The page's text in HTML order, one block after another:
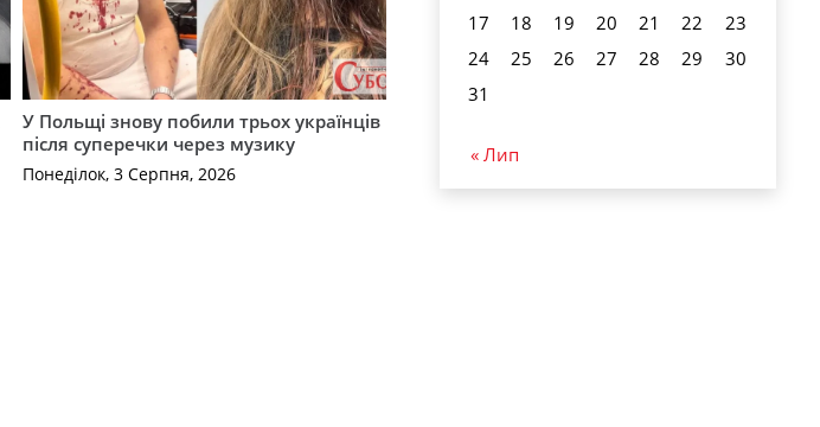
У Польщі знову побили трьох українців
після суперечки через музику
Понеділок, 3 Серпня, 2026
17
18 19 20 21 22
23
24
25 26 27 28 29
30
31
« Лип